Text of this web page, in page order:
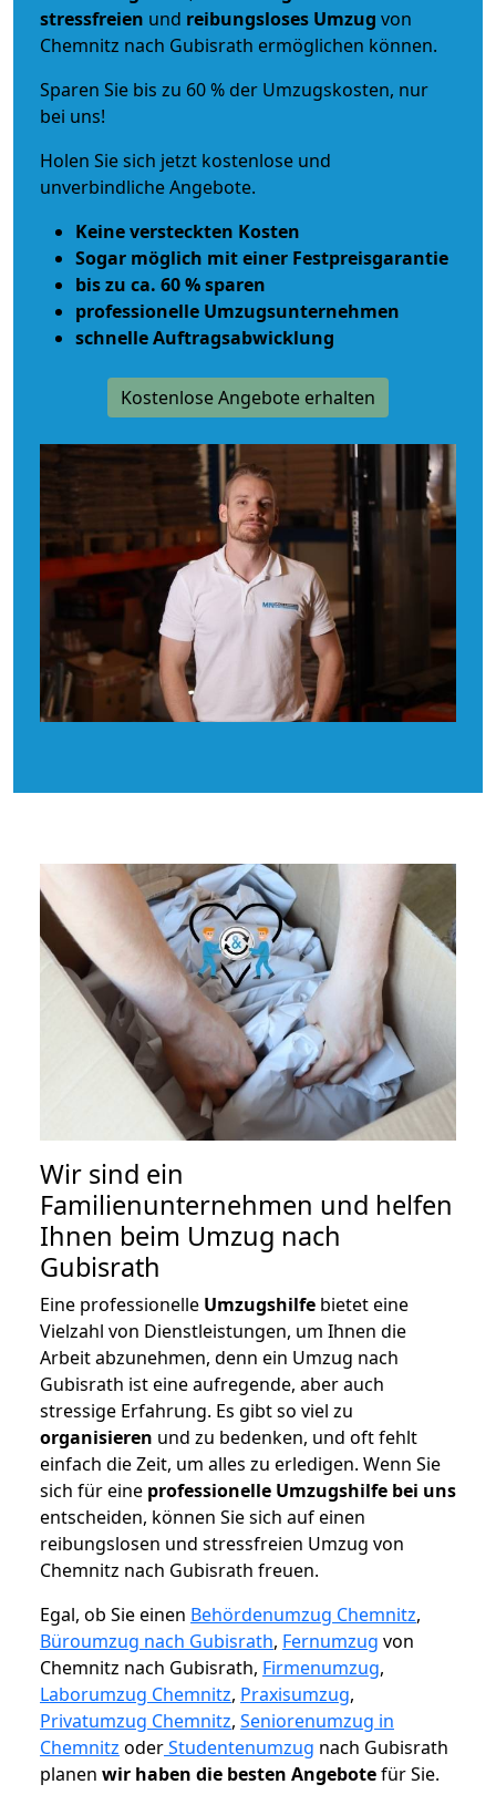
stressfreien und reibungsloses Umzug von
Chemnitz nach Gubisrath ermöglichen können.
Sparen Sie bis zu 60 % der Umzugskosten, nur
bei uns!
Holen Sie sich jetzt kostenlose und
unverbindliche Angebote.
Keine versteckten Kosten
Sogar möglich mit einer Festpreisgarantie
bis zu ca. 60 % sparen
professionelle Umzugsunternehmen
schnelle Auftragsabwicklung
Kostenlose Angebote erhalten
Wir sind ein
Familienunternehmen und helfen
Ihnen beim Umzug nach
Gubisrath
Eine professionelle Umzugshilfe bietet eine
Vielzahl von Dienstleistungen, um Ihnen die
Arbeit abzunehmen, denn ein Umzug nach
Gubisrath ist eine aufregende, aber auch
stressige Erfahrung. Es gibt so viel zu
organisieren und zu bedenken, und oft fehlt
einfach die Zeit, um alles zu erledigen. Wenn Sie
sich für eine professionelle Umzugshilfe bei uns
entscheiden, können Sie sich auf einen
reibungslosen und stressfreien Umzug von
Chemnitz nach Gubisrath freuen.
Egal, ob Sie einen Behördenumzug Chemnitz,
Büroumzug nach Gubisrath, Fernumzug von
Chemnitz nach Gubisrath, Firmenumzug,
Laborumzug Chemnitz, Praxisumzug,
Privatumzug Chemnitz, Seniorenumzug in
Chemnitz oderStudentenumzug nach Gubisrath
planen wir haben die besten Angebotefür Sie.